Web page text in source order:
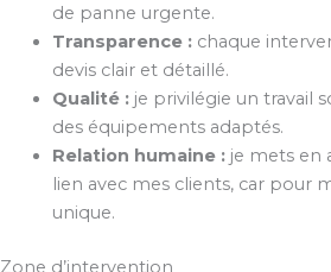
de panne urgente.
Transparence :chaque
devis clair et détaillé.
Qualité :je privilégie un travail
des équipements adaptés.
Relation humaine :je mets en
lien avec mes clients, car pour
unique.
Zone d’intervention